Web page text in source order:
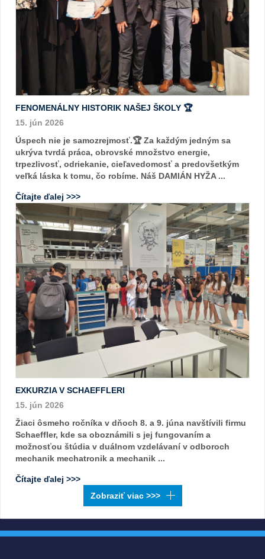
FENOMENÁLNY HISTORIK NAŠEJ ŠKOLY 🏆
15. jún 2026
Úspech nie je samozrejmosť.🏆 Za každým jedným sa
ukrýva tvrdá práca, obrovské množstvo energie,
trpezlivosť, odriekanie, cieľavedomosť a predovšetkým
veľká láska k tomu, čo robíme. Náš DAMIÁN HYŽA ...
Čítajte ďalej >>>
EXKURZIA V SCHAEFFLERI
15. jún 2026
Žiaci ôsmeho ročníka v dňoch 8. a 9. júna navštívili firmu
Schaeffler, kde sa oboznámili s jej fungovaním a
možnosťou štúdia v duálnom vzdelávaní v odboroch
mechanik mechatronik a mechanik ...
Čítajte ďalej >>>